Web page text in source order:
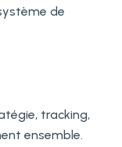
de
tracking,
ensemble.